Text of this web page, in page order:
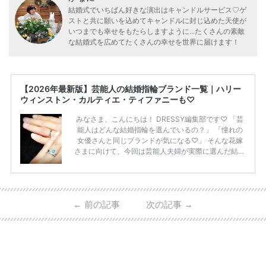
結婚式でいちばん好きな演出はキャンドルサービス♡ゲ
ストと共に願いを込めてキャンドルに封じ込めた天使が
いつまでも幸せをもたらしますように...たくさんの素敵
な結婚式を広めてたくさんの幸せを世界に届けます！
【2026年最新版】芸能人の結婚指輪ブランド一覧｜ハリー
ウィンストン・カルティエ・ティファニーも♡
みなさま、こんにちは！ DRESSY編集部です♡ 「芸
能人はどんな結婚指輪を選んでいるの？」 「憧れの
女優さんと同じブランドが気になる♡」 そんな花嫁
さまに向けて、今回は芸能人夫婦が実際に選んだ結婚
ーウィンストンやカルティエ、ティファニーなど世界
日本で人気のブランドまで幅広くご紹介。 さらに、
・愛用している芸能人夫婦 ・リングの特徴や魅力 ・
← 前の記事 次の記事 →